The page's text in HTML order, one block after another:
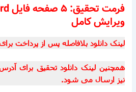
ویرایش کامل
لینک دانلود بلافاصله پس از پرداخت
همچنین لینک دانلود تحقیق برای
نیز ارسال می شود.